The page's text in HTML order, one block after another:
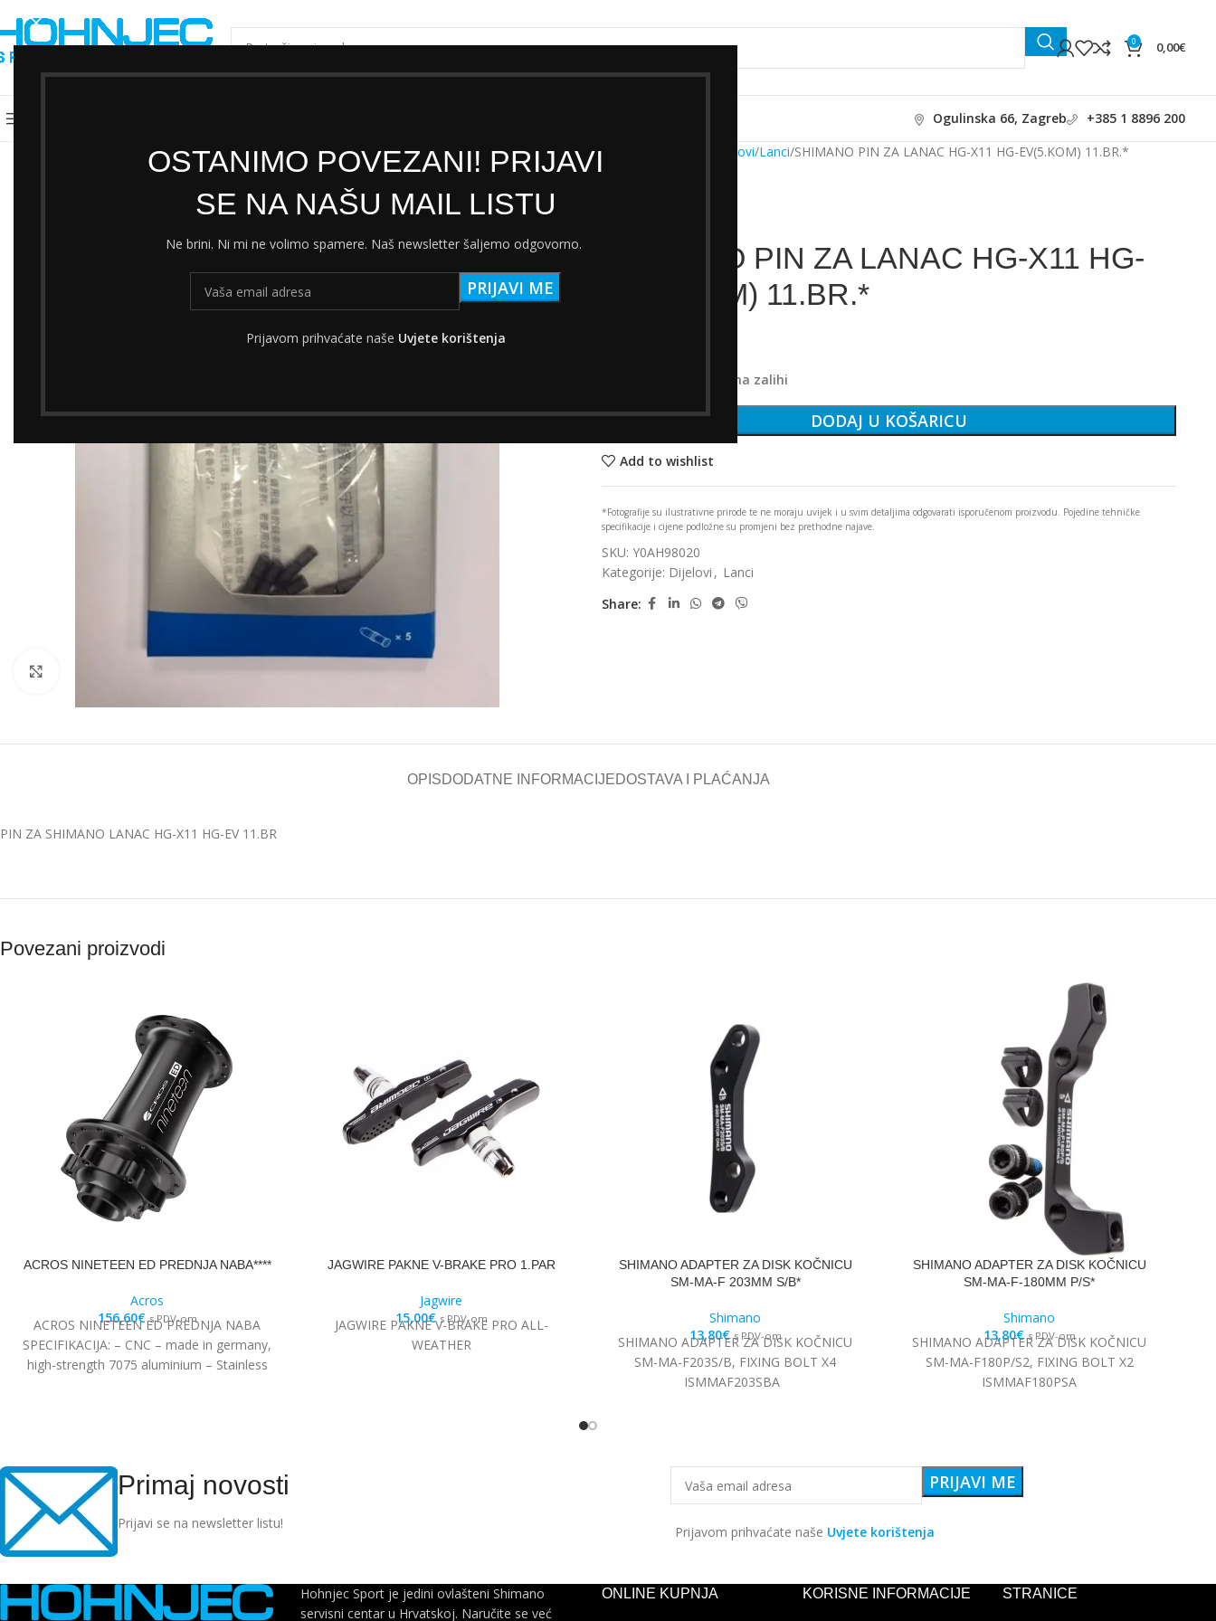
OSTANIMO POVEZANI! PRIJAVI
SE NA NAŠU MAIL LISTU
Ne brini. Ni mi ne volimo spamere. Naš newsletter šaljemo odgovorno.
Prijavom prihvaćate naše Uvjete korištenja
ODABERI KATEGORIJU
0 0,00€
Ogulinska 66, Zagreb +385 1 8896 200
Početna Dijelovi Lanci SHIMANO PIN ZA LANAC HG-X11 HG-EV(5.KOM) 11.BR.*
SHIMANO PIN ZA LANAC HG-X11 HG-
EV(5.KOM) 11.BR.*
Samo 1 komad(a) na zalihi
DODAJ U KOŠARICU
Add to wishlist
*Fotografije su ilustrativne prirode te ne moraju uvijek i u svim detaljima odgovarati isporučenom proizvodu. Pojedine tehničke
specifikacije i cijene podložne su promjeni bez prethodne najave.
SKU: Y0AH98020
Kategorije: Dijelovi , Lanci
Share:
OPISDODATNE INFORMACIJEDOSTAVA I PLAĆANJA
PIN ZA SHIMANO LANAC HG-X11 HG-EV 11.BR
Povezani proizvodi
ACROS NINETEEN ED PREDNJA NABA****
Acros
156,60€ s PDV-om
ACROS NINETEEN ED PREDNJA NABA
SPECIFIKACIJA: – CNC – made in germany,
high-strength 7075 aluminium – Stainless
JAGWIRE PAKNE V-BRAKE PRO 1.PAR
Jagwire
15,00€ s PDV-om
JAGWIRE PAKNE V-BRAKE PRO ALL-
WEATHER
SHIMANO ADAPTER ZA DISK KOČNICU
SM-MA-F 203MM S/B*
Shimano
13,80€ s PDV-om
SHIMANO ADAPTER ZA DISK KOČNICU
SM-MA-F203S/B, FIXING BOLT X4
ISMMAF203SBA
SHIMANO ADAPTER ZA DISK KOČNICU
SM-MA-F-180MM P/S*
Shimano
13,80€ s PDV-om
SHIMANO ADAPTER ZA DISK KOČNICU
SM-MA-F180P/S2, FIXING BOLT X2
ISMMAF180PSA
Primaj novosti
Prijavi se na newsletter listu!
Prijavom prihvaćate naše Uvjete korištenja
Hohnjec Sport je jedini ovlašteni Shimano
servisni centar u Hrvatskoj. Naručite se već
ONLINE KUPNJA KORISNE INFORMACIJE STRANICE